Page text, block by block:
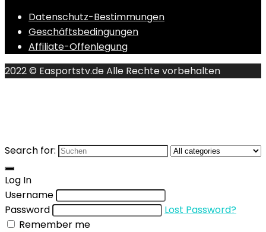
Datenschutz-Bestimmungen
Geschäftsbedingungen
Affiliate-Offenlegung
2022 © Easportstv.de Alle Rechte vorbehalten
Search for:
Log In
Username
Password
Lost Password?
Remember me